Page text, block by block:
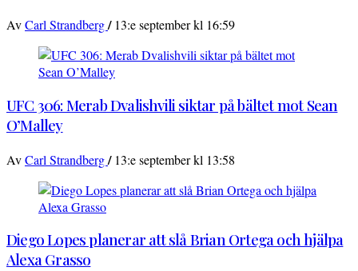
AvCarl Strandberg/ 13:e september kl 16:59
UFC 306: Merab Dvalishvili siktar på bältet mot Sean
O’Malley
AvCarl Strandberg/ 13:e september kl 13:58
Diego Lopes planerar att slå Brian Ortega och hjälpa
Alexa Grasso